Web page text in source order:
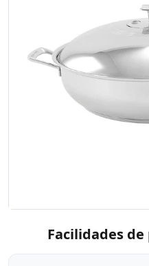
Facilidades de